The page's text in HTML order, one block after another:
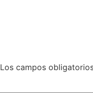
Los campos